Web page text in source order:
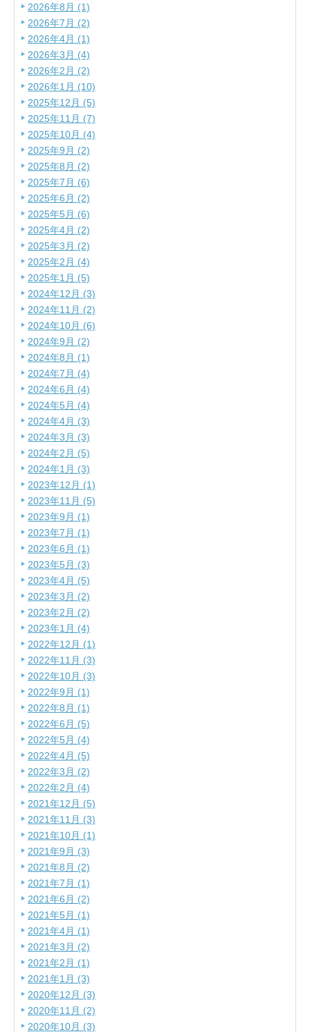
2026年8月 (1)
2026年7月 (2)
2026年4月 (1)
2026年3月 (4)
2026年2月 (2)
2026年1月 (10)
2025年12月 (5)
2025年11月 (7)
2025年10月 (4)
2025年9月 (2)
2025年8月 (2)
2025年7月 (6)
2025年6月 (2)
2025年5月 (6)
2025年4月 (2)
2025年3月 (2)
2025年2月 (4)
2025年1月 (5)
2024年12月 (3)
2024年11月 (2)
2024年10月 (6)
2024年9月 (2)
2024年8月 (1)
2024年7月 (4)
2024年6月 (4)
2024年5月 (4)
2024年4月 (3)
2024年3月 (3)
2024年2月 (5)
2024年1月 (3)
2023年12月 (1)
2023年11月 (5)
2023年9月 (1)
2023年7月 (1)
2023年6月 (1)
2023年5月 (3)
2023年4月 (5)
2023年3月 (2)
2023年2月 (2)
2023年1月 (4)
2022年12月 (1)
2022年11月 (3)
2022年10月 (3)
2022年9月 (1)
2022年8月 (1)
2022年6月 (5)
2022年5月 (4)
2022年4月 (5)
2022年3月 (2)
2022年2月 (4)
2021年12月 (5)
2021年11月 (3)
2021年10月 (1)
2021年9月 (3)
2021年8月 (2)
2021年7月 (1)
2021年6月 (2)
2021年5月 (1)
2021年4月 (1)
2021年3月 (2)
2021年2月 (1)
2021年1月 (3)
2020年12月 (3)
2020年11月 (2)
2020年10月 (3)